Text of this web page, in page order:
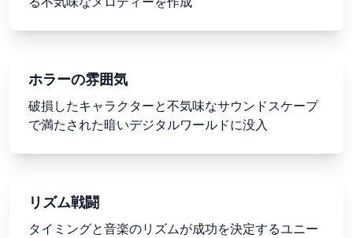
ホラーの雰囲気
破損したキャラクターと不気味なサウンドスケープ
で満たされた暗いデジタルワールドに没入
リズム戦闘
タイミングと音楽のリズムが成功を決定するユニー